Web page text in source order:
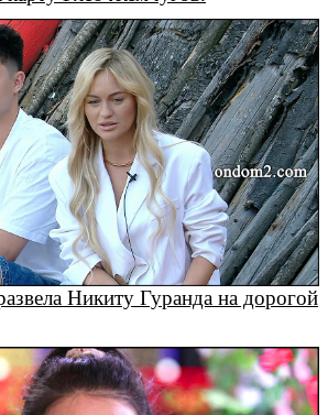
Никиту Гуранда на дорогой